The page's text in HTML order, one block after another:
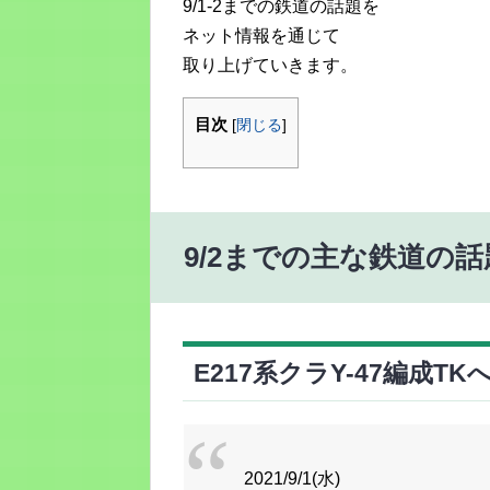
9/1-2までの鉄道の話題を
ネット情報を通じて
取り上げていきます。
目次 [閉じる]
9/2までの主な鉄道の話
E217系クラY-47編成TK
2021/9/1(水)